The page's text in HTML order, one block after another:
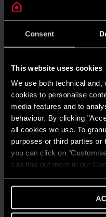
Consent
This website uses cookies
We use both technical and,
cookies to personalise
media features and to
behaviour. By clicking
all cookies we use. To
purposes or third parties or
you can click on
can find out more in our
TIN TỨC